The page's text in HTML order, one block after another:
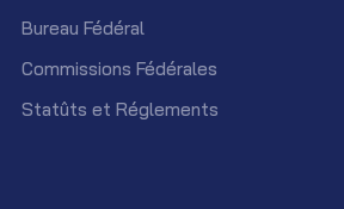
Bureau Fédéral
Commissions Fédérales
Statûts et Réglements